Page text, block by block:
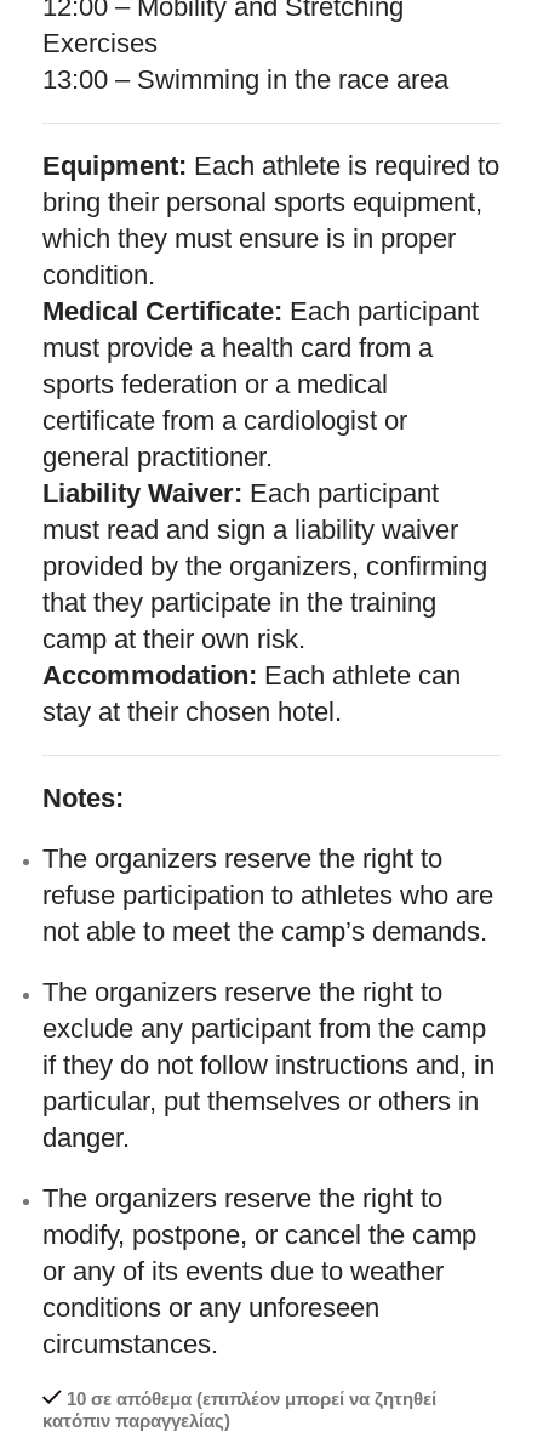
12:00 – Mobility and Stretching
Exercises
13:00 – Swimming in the race area
Equipment: Each athlete is required to
bring their personal sports equipment,
which they must ensure is in proper
condition.
Medical Certificate: Each participant
must provide a health card from a
sports federation or a medical
certificate from a cardiologist or
general practitioner.
Liability Waiver: Each participant
must read and sign a liability waiver
provided by the organizers, confirming
that they participate in the training
camp at their own risk.
Accommodation: Each athlete can
stay at their chosen hotel.
Notes:
The organizers reserve the right to
refuse participation to athletes who are
not able to meet the camp’s demands.
The organizers reserve the right to
exclude any participant from the camp
if they do not follow instructions and, in
particular, put themselves or others in
danger.
The organizers reserve the right to
modify, postpone, or cancel the camp
or any of its events due to weather
conditions or any unforeseen
circumstances.
10 σε απόθεμα (επιπλέον μπορεί να ζητηθεί
κατόπιν παραγγελίας)